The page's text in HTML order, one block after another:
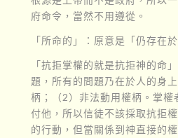
府命令，當然不用遵從。
「所命的」：原意是「仍存在
「抗拒掌權的就是抗拒神的命
題，所有的問題乃在於人的身
柄；（2）非法動用權柄。掌權
付他，所以信徒不該採取抗拒
的行動，但當關係到神直接的